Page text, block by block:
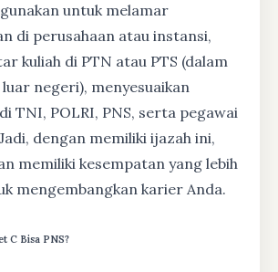
untuk melamar
di perusahaan atau instansi,
kuliah di PTN atau PTS (dalam
negeri), menyesuaikan
TNI, POLRI, PNS, serta pegawai
dengan memiliki ijazah ini,
memiliki kesempatan yang lebih
mengembangkan karier Anda.
C Bisa PNS?